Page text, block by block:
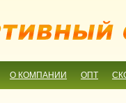
О КОМПАНИИ ОПТ